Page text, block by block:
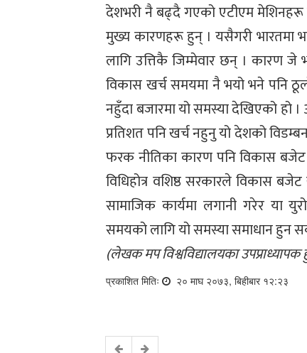
देशभरी नै बढ्दै गएको एटीएम मेशिनहरू
मुख्य कारणहरू हुन् । यसैगरी
लागि उत्तिकै जिम्मेवार छन् । कारण
विकास खर्च समयमा नै भयो भने पनि
नहुँदा बजारमा यो समस्या देखिएको हो
प्रतिशत पनि खर्च नहुनु यो देशको
फरक नीतिका कारण पनि विकास बजेट
विधिहोत्र वशिष्ठ सरकारले विकास
सामाजिक कार्यमा लगानी गरेर या
समयको लागि यो समस्या समाधान हुन
(लेखक मप विश्वविद्यालयका उपप्राध्यापक
प्रकाशित मितिः २० माघ २०७३, बिहीबार १२:२३